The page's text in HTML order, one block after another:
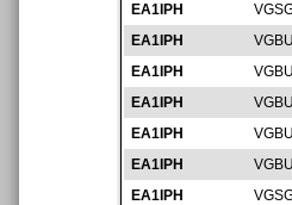
EA1IPH
EA1IPH
EA1IPH
EA1IPH
EA1IPH
EA1IPH
EA1IPH